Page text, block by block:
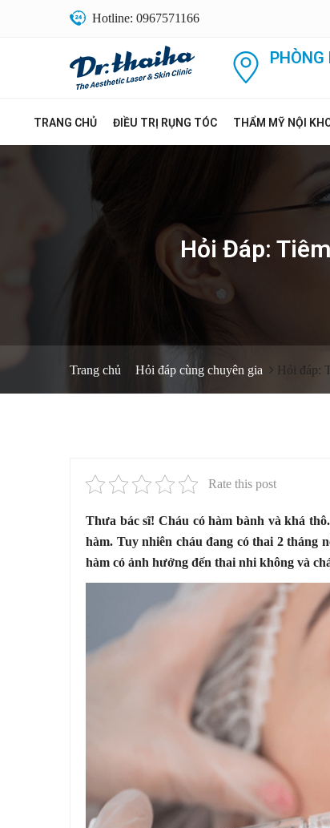
Hotline: 0967571166
TRANG CHỦ ĐIỀU TRỊ RỤNG TÓC THẨM MỸ NỘI
Hỏi Đáp:
Trang chủ Hỏi đáp cùng chuyên gia Hỏi đáp:
Rate this post
Thưa bác sĩ! Cháu có hàm bành và khá
hàm. Tuy nhiên cháu đang có thai 2 tháng
hàm có ảnh hưởng đến thai nhi không và